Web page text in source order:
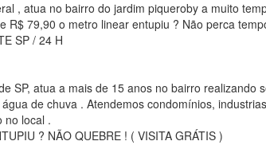
, atua no bairro do jardim piqueroby a muito
79,90 o metro linear entupiu ? Não perca
SP / 24 H
SP, atua a mais de 15 anos no bairro realizando
de chuva . Atendemos condomínios,
no local .
? NÃO QUEBRE ! ( VISITA GRÁTIS )